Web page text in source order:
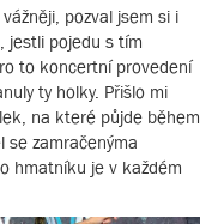
pozval jsem si i
jestli pojedu s tím
to koncertní provedení
ty holky. Přišlo mi
na které půjde během
se zamračenýma
hmatníku je v každém